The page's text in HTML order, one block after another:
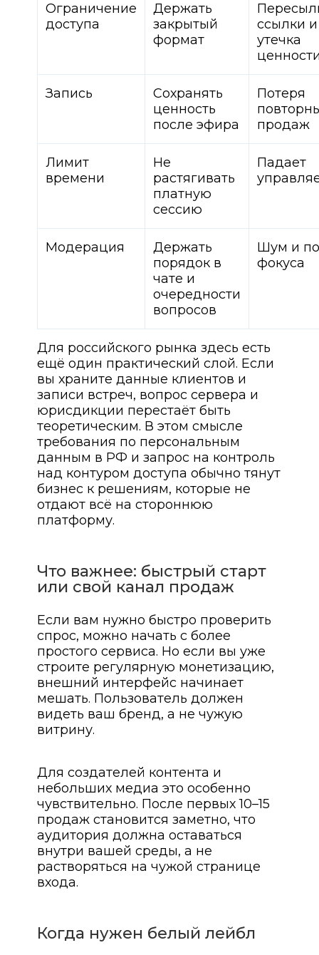
Ограничение
доступа
Держать
закрытый
формат
ссылки и
утечка
Запись
Сохранять
ценность
после эфира
Потеря
продаж
Лимит
времени
Не
растягивать
платную
сессию
Падает
Модерация
Держать
порядок в
чате и
очередности
вопросов
Шум и
фокуса
Для российского рынка здесь есть
ещё один практический слой. Если
вы храните данные клиентов и
записи встреч, вопрос сервера и
юрисдикции перестаёт быть
теоретическим. В этом смысле
требования по персональным
данным в РФ и запрос на контроль
над контуром доступа обычно тянут
бизнес к решениям, которые не
отдают всё на стороннюю
платформу.
Что важнее: быстрый старт
или свой канал продаж
Если вам нужно быстро проверить
спрос, можно начать с более
простого сервиса. Но если вы уже
строите регулярную монетизацию,
внешний интерфейс начинает
мешать. Пользователь должен
видеть ваш бренд, а не чужую
витрину.
Для создателей контента и
небольших медиа это особенно
чувствительно. После первых 10–15
продаж становится заметно, что
аудитория должна оставаться
внутри вашей среды, а не
растворяться на чужой странице
входа.
Когда нужен белый лейбл